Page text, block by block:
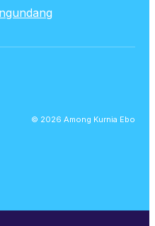
© 2026 Among Kurnia Ebo